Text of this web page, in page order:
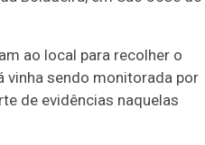
ao local para recolher o
vinha sendo monitorada por
de evidências naquelas